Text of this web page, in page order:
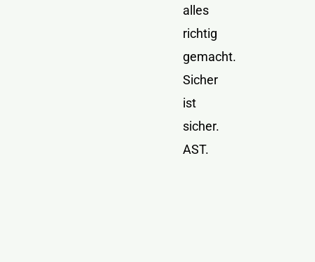
alles
richtig
gemacht.
Sicher
ist
sicher.
AST.